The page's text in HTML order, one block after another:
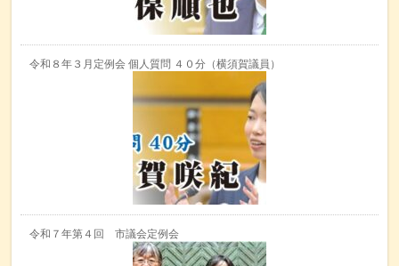
令和８年３月定例会 個人質問 ４０分（横須賀議員）
令和７年第４回 市議会定例会